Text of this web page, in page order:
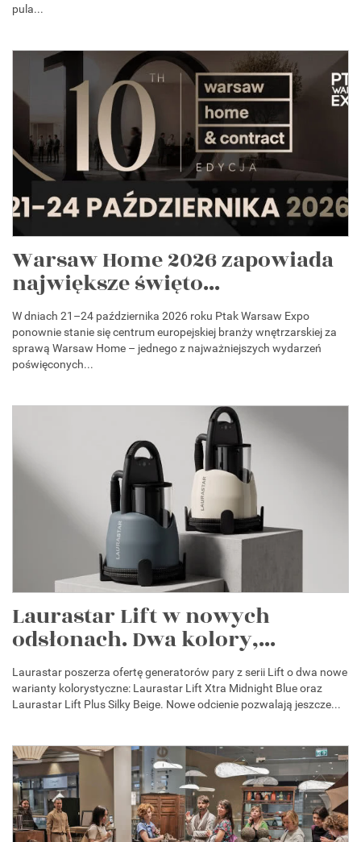
pula...
Warsaw Home 2026 zapowiada
największe święto...
W dniach 21–24 października 2026 roku Ptak Warsaw Expo
ponownie stanie się centrum europejskiej branży wnętrzarskiej za
sprawą Warsaw Home – jednego z najważniejszych wydarzeń
poświęconych...
Laurastar Lift w nowych
odsłonach. Dwa kolory,...
Laurastar poszerza ofertę generatorów pary z serii Lift o dwa nowe
warianty kolorystyczne: Laurastar Lift Xtra Midnight Blue oraz
Laurastar Lift Plus Silky Beige. Nowe odcienie pozwalają jeszcze...